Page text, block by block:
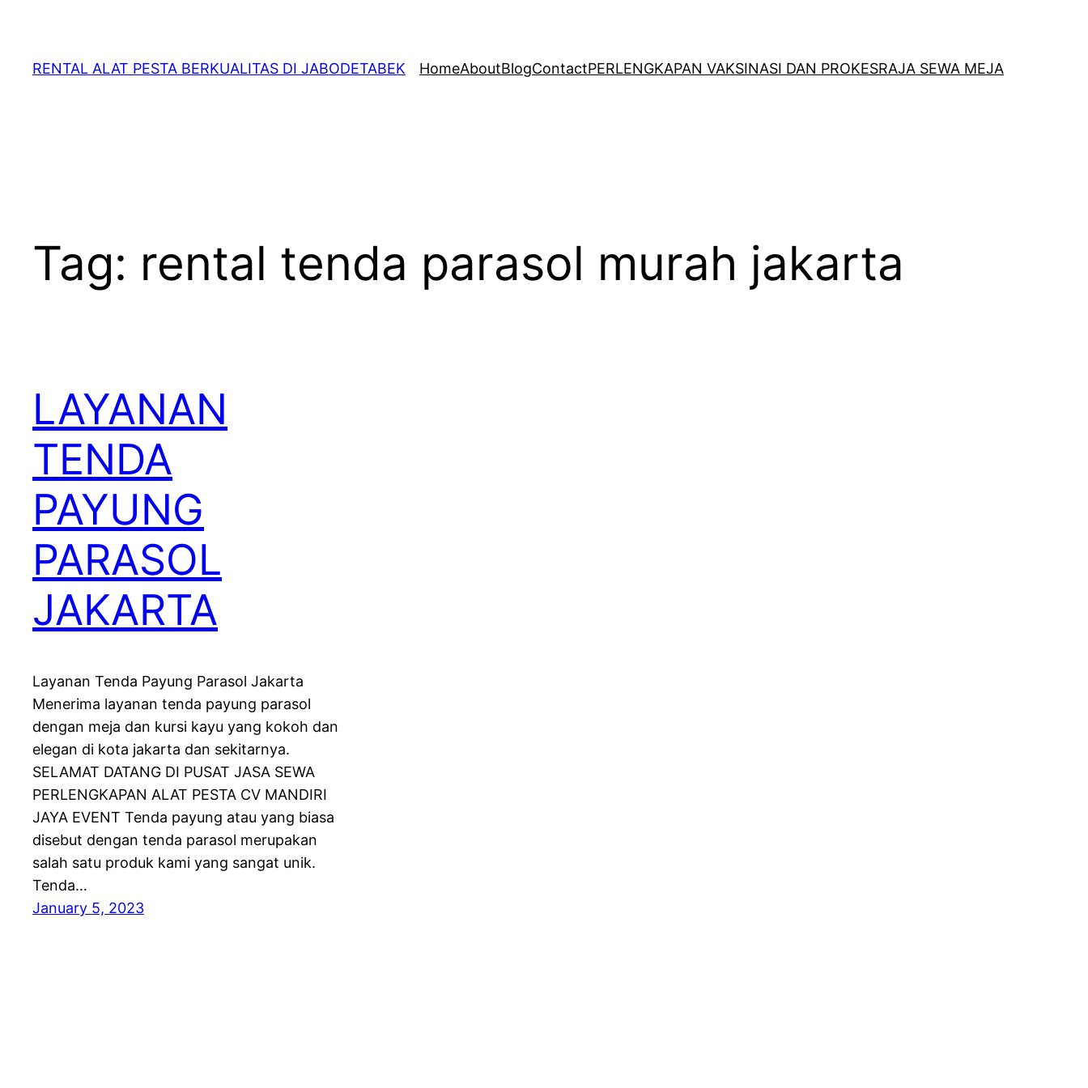
RENTAL ALAT PESTA BERKUALITAS DI JABODETABEK HomeAboutBlogContactPERLENGKAPAN VAKSINASI DAN PROKESRAJA SEWA MEJA
Tag: rental tenda parasol murah jakarta
LAYANAN
TENDA
PAYUNG
PARASOL
JAKARTA
Layanan Tenda Payung Parasol Jakarta
Menerima layanan tenda payung parasol
dengan meja dan kursi kayu yang kokoh dan
elegan di kota jakarta dan sekitarnya.
SELAMAT DATANG DI PUSAT JASA SEWA
PERLENGKAPAN ALAT PESTA CV MANDIRI
JAYA EVENT Tenda payung atau yang biasa
disebut dengan tenda parasol merupakan
salah satu produk kami yang sangat unik.
Tenda…
January 5, 2023